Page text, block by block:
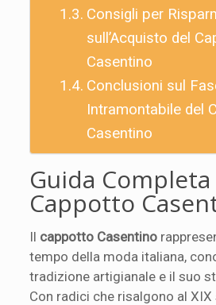
Consigli per
sull’Acquisto del
Casentino
Conclusioni sul
Intramontabile del
Casentino
Guida Completa
Cappotto
Il cappotto Casentino
tempo della moda italiana,
tradizione artigianale e il suo
Con radici che risalgono al